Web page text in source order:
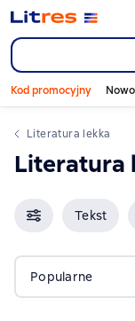
Kod promocyjny
literatura lekka
literatura
Tekst
Popularne